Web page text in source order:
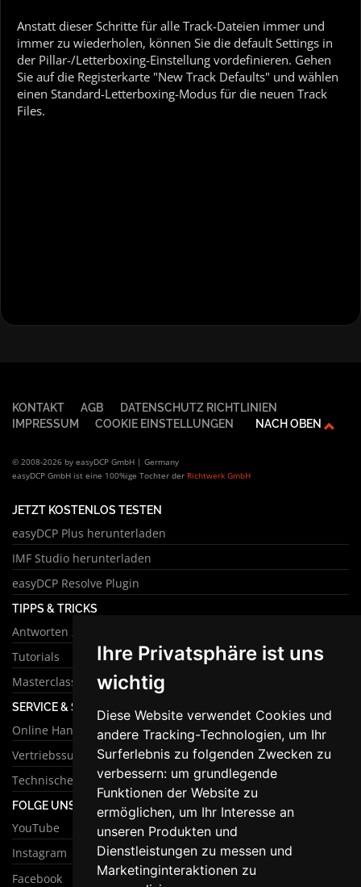
Ihre Privatsphäre ist uns
wichtig
Diese Website verwendet Cookies und
andere Tracking-Technologien, um Ihr
Surferlebnis zu folgenden Zwecken zu
verbessern: um grundlegende
Funktionen der Website zu
ermöglichen, um Ihr Interesse an
unseren Produkten und
Dienstleistungen zu messen und
Marketinginteraktionen zu
Anstatt dieser Schritte für alle Track-Dateien immer und
immer zu wiederholen, können Sie die default Settings in
der Pillar-/Letterboxing-Einstellung vordefinieren. Gehen
Sie auf die Registerkarte "New Track Defaults" und wählen
einen Standard-Letterboxing-Modus für die neuen Track
Files.
KONTAKT AGB
DATENSCHUTZ RICHTLINIEN
IMPRESSUM
COOKIE EINSTELLUNGEN NACH OBEN
© 2008-2026 by easyDCP GmbH | Germany
easyDCP GmbH ist eine 100%ige Tochter der Richtwerk GmbH
JETZT KOSTENLOS TESTEN
easyDCP Plus herunterladen
IMF Studio herunterladen
easyDCP Resolve Plugin
TIPPS & TRICKS
Antworten zu häufigen Fragen
Tutorials
Masterclass
SERVICE & SUPPORT
Online Handbuch
Vertriebssupport
Technischer Support
FOLGE UNS
YouTube
Instagram
Facebook